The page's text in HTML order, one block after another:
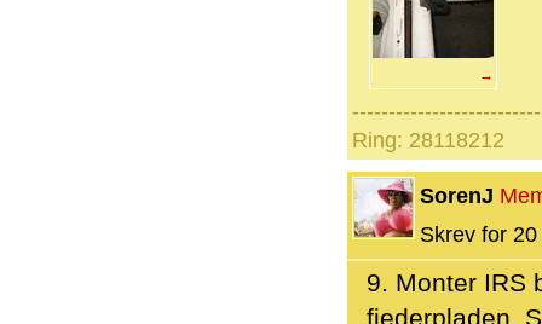
→
Ring: 28118212
SorenJ
Skrev for
9. Monter IRS